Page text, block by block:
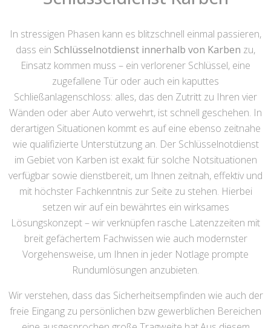
In stressigen Phasen kann es blitzschnell einmal passieren,
dass ein Schlüsselnotdienst innerhalb von Karben zu,
Einsatz kommen muss – ein verlorener Schlüssel, eine
zugefallene Tür oder auch ein kaputtes
Schließanlagenschloss: alles, das den Zutritt zu Ihren vier
Wänden oder aber Auto verwehrt, ist schnell geschehen. In
derartigen Situationen kommt es auf eine ebenso zeitnahe
wie qualifizierte Unterstützung an. Der Schlüsselnotdienst
im Gebiet von Karben ist exakt für solche Notsituationen
verfügbar sowie dienstbereit, um Ihnen zeitnah, effektiv und
mit höchster Fachkenntnis zur Seite zu stehen. Hierbei
setzen wir auf ein bewährtes ein wirksames
Lösungskonzept – wir verknüpfen rasche Latenzzeiten mit
breit gefächertem Fachwissen wie auch modernster
Vorgehensweise, um Ihnen in jeder Notlage prompte
Rundumlösungen anzubieten.
Wir verstehen, dass das Sicherheitsempfinden wie auch der
freie Eingang zu persönlichen bzw gewerblichen Bereichen